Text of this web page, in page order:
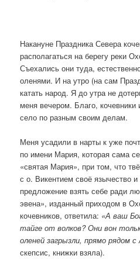
Накануне Праздника Севера
располагаться на берегу реки
Съехались они туда,
оленями. И на утро (на сам
катать народ. Я до утра не
меня вечером. Благо, кочевники
село по разным своим делам.
Меня усадили в нарты к уже
по имени Мария, которая сама
«святая Мария», при том, что
с о. Викентием своё язычество и
предложение взять себе ради
эвена», изданный приходом в
кочевников, ответила: «А ваш
тайге от волков? Они вон
оленей загрызли, прямо рядом с
скепсис, книжки взяла).